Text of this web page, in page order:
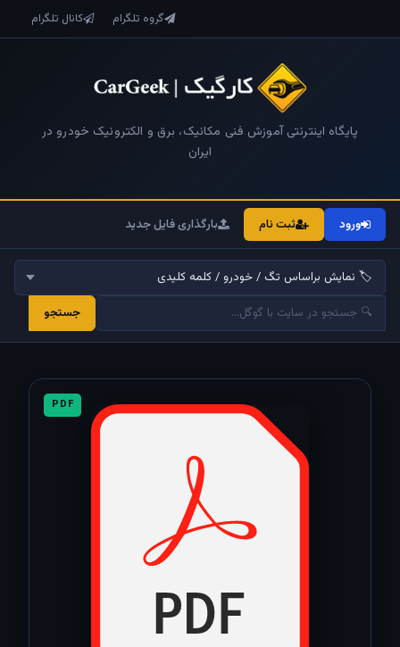
گروه تلگرام کانال تلگرام
پایگاه اینترنتی آموزش فنی مکانیک، برق و الکترونیک خودرو در
ایران
ورود ثبت نام بارگذاری فایل جدید
جستجو
PDF